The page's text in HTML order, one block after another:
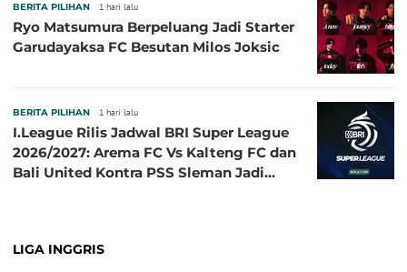
BERITA PILIHAN 1 hari lalu
Ryo Matsumura Berpeluang Jadi Starter
Garudayaksa FC Besutan Milos Joksic
BERITA PILIHAN 1 hari lalu
I.League Rilis Jadwal BRI Super League
2026/2027: Arema FC Vs Kalteng FC dan
Bali United Kontra PSS Sleman Jadi
LIGA INGGRIS